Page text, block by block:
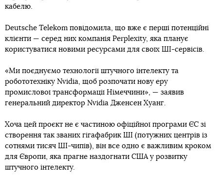
кабелю.
Deutsche Telekom повідомила, що вже є перші потенційні
клієнти — серед них компанія Perplexity, яка планує
користуватися новими ресурсами для своїх ШІ-сервісів.
«Ми поєднуємо технології штучного інтелекту та
робототехніку Nvidia, щоб розпочати нову еру
промислової трансформації Німеччини», — заявив
генеральний директор Nvidia Дженсен Хуанг.
Хоча цей проєкт не є частиною офіційної програми ЄС зі
створення так званих гігафабрик ШІ (потужних центрів із
сотнями тисяч ШI-чипів), він все одно є важливим кроком
для Європи, яка прагне наздогнати США у розвитку
штучного інтелекту.